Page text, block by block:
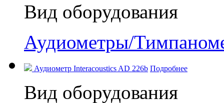
Вид оборудования
Аудиометры/
Аудиометр Interacoustics AD 226b Подробнее
Вид оборудования